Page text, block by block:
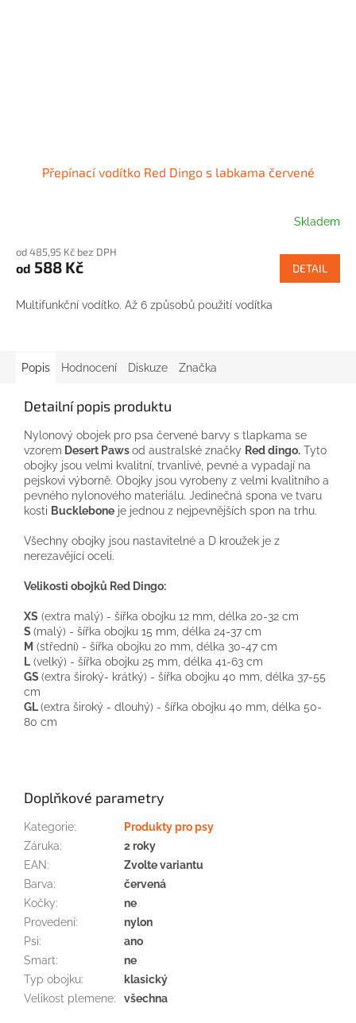
Přepínací vodítko Red Dingo s labkama červené
Skladem
od 485,95 Kč bez DPH
od 588 Kč DETAIL
Multifunkční vodítko. Až 6 způsobů použití vodítka
Popis Hodnocení Diskuze Značka
Detailní popis produktu
Nylonový obojek pro psa červené barvy s tlapkama se
vzorem Desert Pawsod australské značky Reddingo. Tyto
obojky jsou velmi kvalitní, trvanlivé , pevné a vypadají na
pejskovi výborně. Obojky jsou vyrobeny z velmi kvalitního a
pevného nylonového materiálu. Jedinečná spona ve tvaru
kosti Bucklebone je jednou z nejpevnějších spon na trhu.
Všechny obojky jsou nastavitelné a D kroužek je z
nerezavějící oceli.
Velikosti obojků Red Dingo:
XS (extra malý) - šířka obojku 12 mm , délka 20-32 cm
S (malý) - šířka obojku 15 mm , délka 24-37 cm
M (střední) - šířka obojku 20 mm , délka 30-47 cm
L (velký) - šířka obojku 25 mm , délka 41-63 cm
GS (extra široký- krátký) - šířka obojku 40 mm , délka 37-55
cm
GL(extra široký - dlouhý) - šířka obojku 40 mm , délka 50-
80 cm
Doplňkové parametry
Kategorie:
Produkty pro psy
Záruka:
2 roky
EAN:
Zvolte variantu
Barva:
červená
Kočky:
ne
Provedení:
nylon
Psi:
ano
Smart:
ne
Typ obojku:
klasický
Velikost plemene: všechna